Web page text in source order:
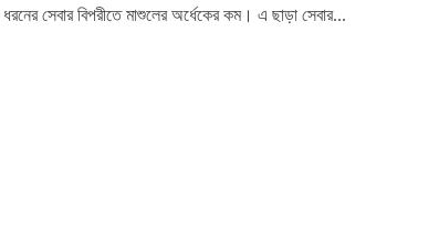
সেবার বিপরীতে মাশুলের অর্ধেকের কম। এ ছাড়া সেবার...